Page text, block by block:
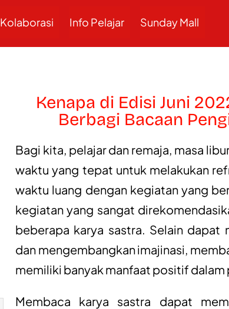
Kolaborasi Info Pelajar Sunday Mall
Kenapa di Edisi Juni
Berbagi Bacaan
Bagi kita, pelajar dan remaja, masa
waktu yang tepat untuk melakukan
waktu luang dengan kegiatan yang
kegiatan yang sangat
beberapa karya sastra. Selain dapat
dan mengembangkan imajinasi,
memiliki banyak manfaat positif
Membaca karya sastra dapat